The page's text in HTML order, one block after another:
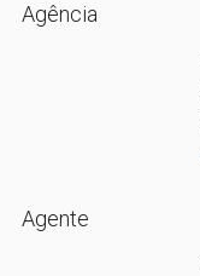
Agência
Agente